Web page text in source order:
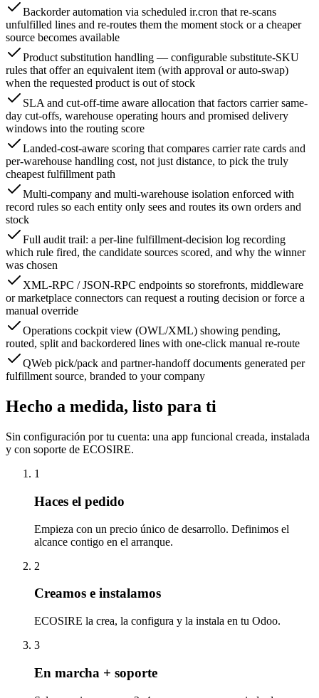
Backorder automation via scheduled ir.cron that re-scans
unfulfilled lines and re-routes them the moment stock or a cheaper
source becomes available
Product substitution handling — configurable substitute-SKU
rules that offer an equivalent item (with approval or auto-swap)
when the requested product is out of stock
SLA and cut-off-time aware allocation that factors carrier same-
day cut-offs, warehouse operating hours and promised delivery
windows into the routing score
Landed-cost-aware scoring that compares carrier rate cards and
per-warehouse handling cost, not just distance, to pick the truly
cheapest fulfillment path
Multi-company and multi-warehouse isolation enforced with
record rules so each entity only sees and routes its own orders and
stock
Full audit trail: a per-line fulfillment-decision log recording
which rule fired, the candidate sources scored, and why the winner
was chosen
XML-RPC / JSON-RPC endpoints so storefronts, middleware
or marketplace connectors can request a routing decision or force a
manual override
Operations cockpit view (OWL/XML) showing pending,
routed, split and backordered lines with one-click manual re-route
QWeb pick/pack and partner-handoff documents generated per
fulfillment source, branded to your company
Hecho a medida, listo para ti
Sin configuración por tu cuenta: una app funcional creada, instalada
y con soporte de ECOSIRE.
1
Haces el pedido
Empieza con un precio único de desarrollo. Definimos el
alcance contigo en el arranque.
2
Creamos e instalamos
ECOSIRE la crea, la configura y la instala en tu Odoo.
3
En marcha + soporte